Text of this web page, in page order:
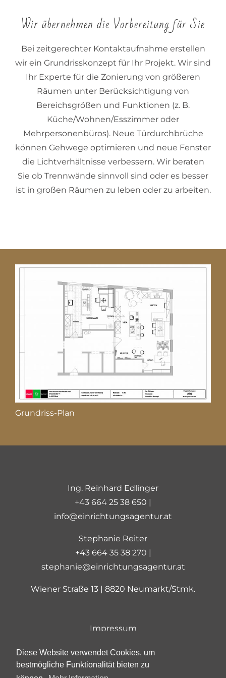
Diese Website verwendet Cookies, um
bestmögliche Funktionalität bieten zu
Wir übernehmen die Vorbereitung für Sie
Bei zeitgerechter Kontaktaufnahme erstellen
wir ein Grundrisskonzept für Ihr Projekt. Wir sind
Ihr Experte für die Zonierung von größeren
Räumen unter Berücksichtigung von
Bereichsgrößen und Funktionen (z. B.
Küche/Wohnen/Esszimmer oder
Mehrpersonenbüros). Neue Türdurchbrüche
können Gehwege optimieren und neue Fenster
die Lichtverhältnisse verbessern. Wir beraten
Sie ob Trennwände sinnvoll sind oder es besser
ist in großen Räumen zu leben oder zu arbeiten.
Grundriss-Plan
Ing. Reinhard Edlinger
+43 664 25 38 650 |
info@einrichtungsagentur.at
Stephanie Reiter
+43 664 35 38 270 |
stephanie@einrichtungsagentur.at
Wiener Straße 13 | 8820 Neumarkt/Stmk.
Impressum
AGB